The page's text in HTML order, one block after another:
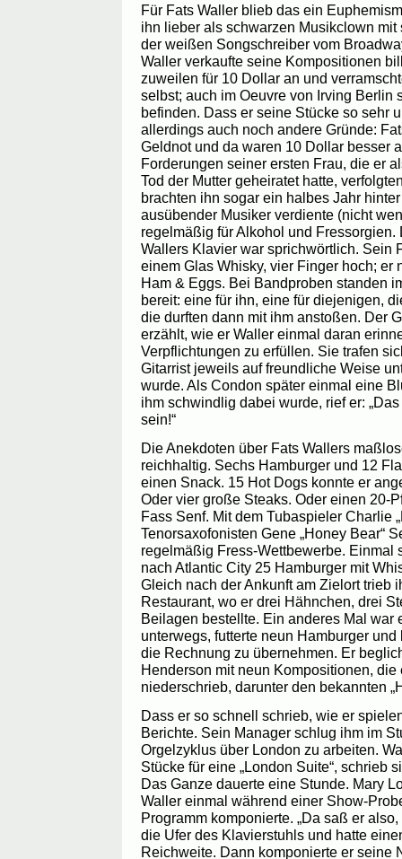
Für Fats Waller blieb das ein
ihn lieber als schwarzen Musikclown
der weißen Songschreiber vom
Waller verkaufte seine Kompositionen
zuweilen für 10 Dollar an und
selbst; auch im Oeuvre von Irving Berlin
befinden. Dass er seine Stücke so sehr
allerdings auch noch andere Gründe:
Geldnot und da waren 10 Dollar besser
Forderungen seiner ersten Frau, die er
Tod der Mutter geheiratet hatte,
brachten ihn sogar ein halbes Jahr
ausübender Musiker verdiente (nicht
regelmäßig für Alkohol und
Wallers Klavier war sprichwörtlich. Sein
einem Glas Whisky, vier Finger hoch; er
Ham & Eggs. Bei Bandproben standen
bereit: eine für ihn, eine für diejenigen,
die durften dann mit ihm anstoßen. Der
erzählt, wie er Waller einmal daran
Verpflichtungen zu erfüllen. Sie trafen
Gitarrist jeweils auf freundliche Weise
wurde. Als Condon später einmal eine
ihm schwindlig dabei wurde, rief er:
sein!“
Die Anekdoten über Fats Wallers
reichhaltig. Sechs Hamburger und 12
einen Snack. 15 Hot Dogs konnte er
Oder vier große Steaks. Oder einen 20-
Fass Senf. Mit dem Tubaspieler Charlie
Tenorsaxofonisten Gene „Honey Bear“
regelmäßig Fress-Wettbewerbe. Einmal
nach Atlantic City 25 Hamburger mit
Gleich nach der Ankunft am Zielort trieb
Restaurant, wo er drei Hähnchen, drei
Beilagen bestellte. Ein anderes Mal war
unterwegs, futterte neun Hamburger
die Rechnung zu übernehmen. Er
Henderson mit neun Kompositionen,
niederschrieb, darunter den bekannten
Dass er so schnell schrieb, wie er
Berichte. Sein Manager schlug ihm im
Orgelzyklus über London zu arbeiten.
Stücke für eine „London Suite“, schrieb
Das Ganze dauerte eine Stunde. Mary
Waller einmal während einer Show-
Programm komponierte. „Da saß er
die Ufer des Klavierstuhls und hatte
Reichweite. Dann komponierte er seine